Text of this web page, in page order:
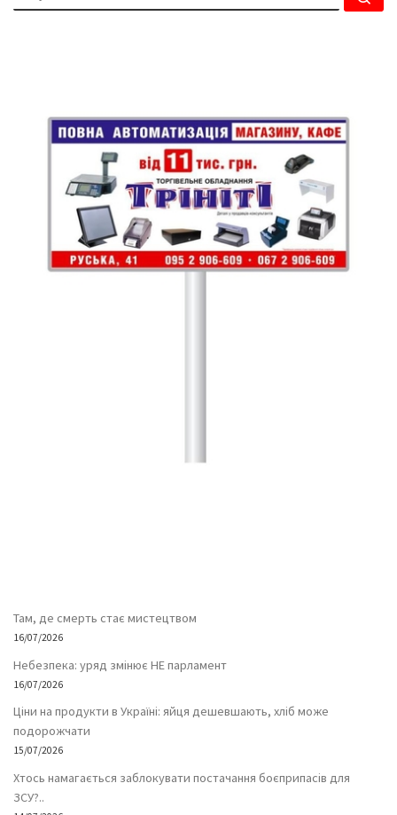
Там, де смерть стає мистецтвом
16/07/2026
Небезпека: уряд змінює НЕ парламент
16/07/2026
Ціни на продукти в Україні: яйця дешевшають, хліб може
подорожчати
15/07/2026
Хтось намагається заблокувати постачання боєприпасів для
ЗСУ?..